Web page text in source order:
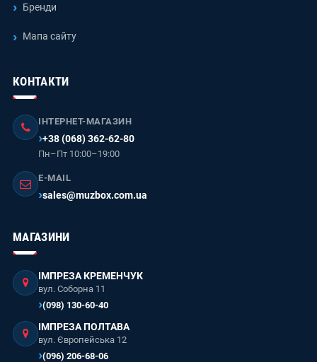
Бренди
Мапа сайту
КОНТАКТИ
ІНТЕРНЕТ-МАГАЗИН
+38 (068) 362-62-80
Пн–Пт 10:00–19:00
E-MAIL
sales@muzbox.com.ua
МАГАЗИНИ
ІМПРЕЗА КРЕМЕНЧУК
вул. Соборна 11
(098) 130-60-40
ІМПРЕЗА ПОЛТАВА
вул. Європейська 12
(096) 206-68-06